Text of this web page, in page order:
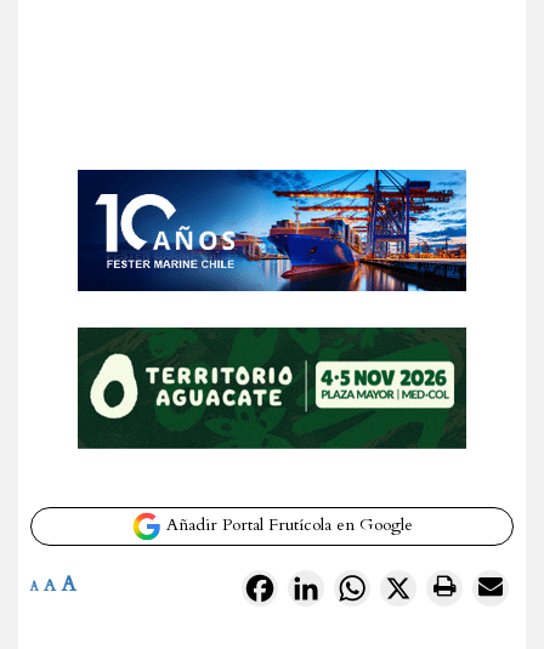
Añadir Portal Frutícola en Google
FacebookLinkedInWhatsApp
X
A A A